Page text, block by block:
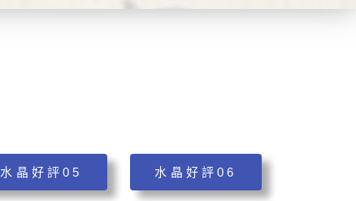
水晶好評05 水晶好評06